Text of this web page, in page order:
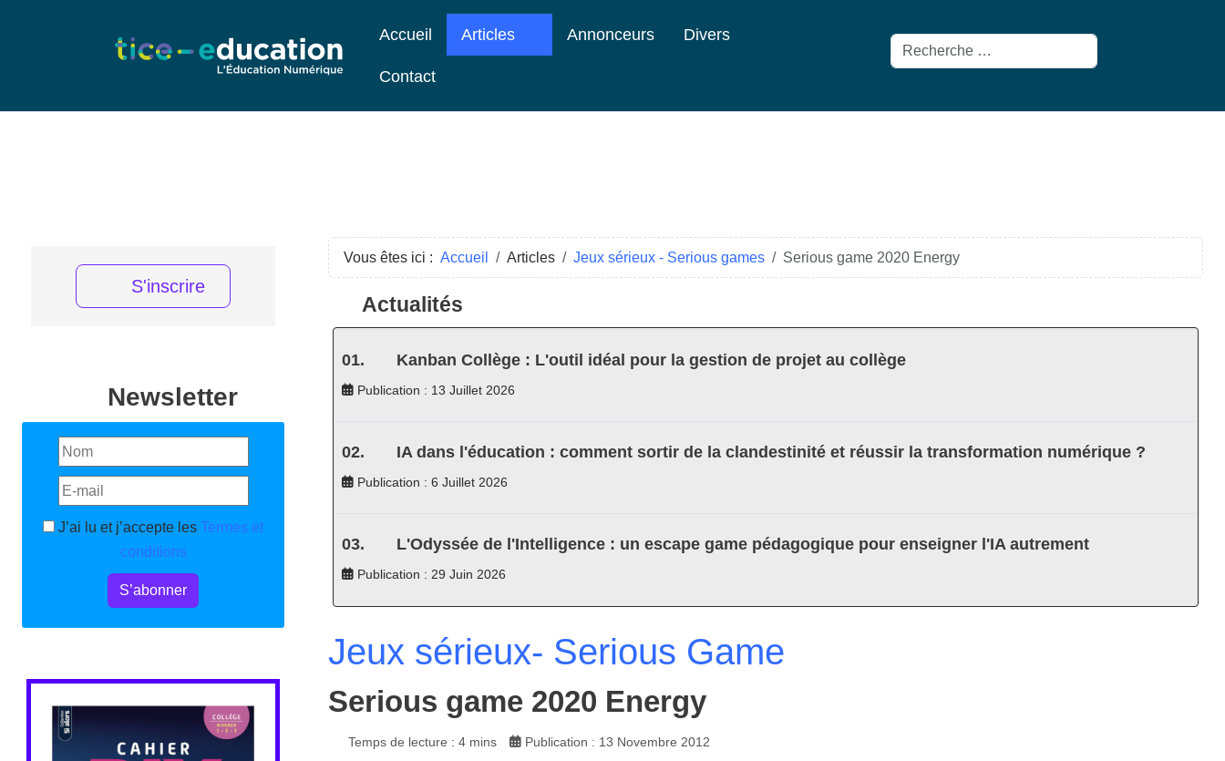
Accueil Articles Annonceurs Divers
Contact
Rechercher
S'inscrire
Newsletter
J’ai lu et j’accepte les Termes et
conditions
S’abonner
Vous êtes ici : Accueil Articles Jeux sérieux - Serious games Serious game 2020 Energy
Actualités
Kanban Collège : L'outil idéal pour la gestion de projet au collège
Publication : 13 Juillet 2026
IA dans l'éducation : comment sortir de la clandestinité et réussir la transformation numérique ?
Publication : 6 Juillet 2026
L'Odyssée de l'Intelligence : un escape game pédagogique pour enseigner l'IA autrement
Publication : 29 Juin 2026
Jeux sérieux- Serious Game
Serious game 2020 Energy
Temps de lecture : 4 mins Publication : 13 Novembre 2012